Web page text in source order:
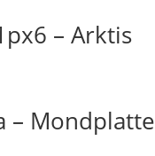
– Arktis
– Mondplatte